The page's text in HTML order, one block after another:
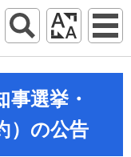
事選挙・
）の公告